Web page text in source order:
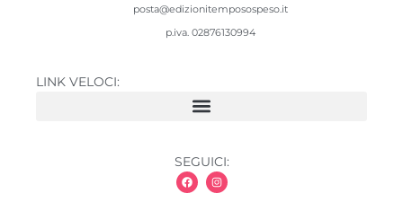
posta@edizionitemposospeso.it
p.iva. 02876130994
LINK VELOCI:
SEGUICI: